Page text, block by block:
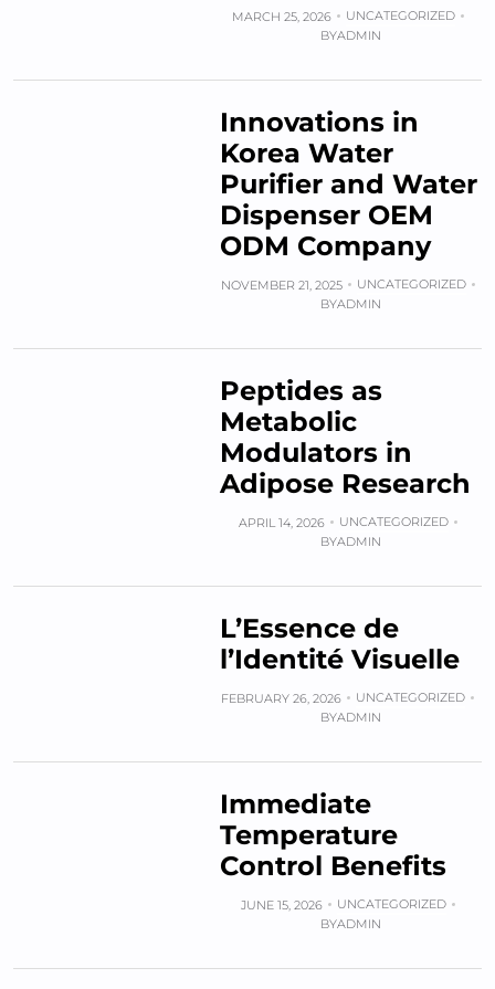
MARCH 25, 2026
UNCATEGORIZED
BYADMIN
Innovations in
Korea Water
Purifier and Water
Dispenser OEM
ODM Company
NOVEMBER 21, 2025
UNCATEGORIZED
BYADMIN
Peptides as
Metabolic
Modulators in
Adipose Research
APRIL 14, 2026
UNCATEGORIZED
BYADMIN
L’Essence de
l’Identité Visuelle
FEBRUARY 26, 2026
UNCATEGORIZED
BYADMIN
Immediate
Temperature
Control Benefits
JUNE 15, 2026
UNCATEGORIZED
BYADMIN